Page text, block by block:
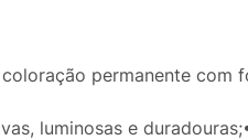
permanente com
luminosas e